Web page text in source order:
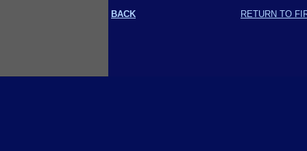
BACK RETURN TO